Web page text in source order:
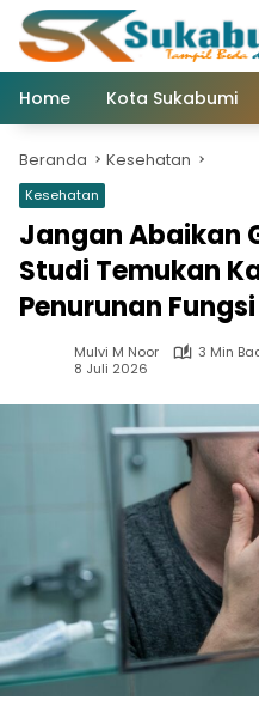
Langsung
konten
Home
Kota Sukabumi
Beranda Kesehatan
Kesehatan
Jangan Abaikan
Studi Temukan
Penurunan
Mulvi M Noor
3 Min
8 Juli 2026